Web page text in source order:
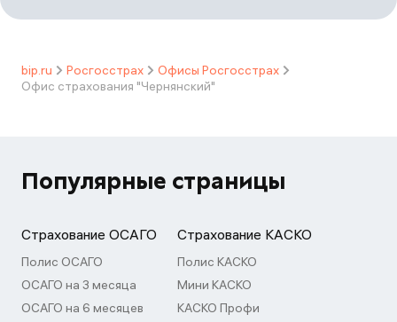
bip.ru Росгосстрах
Офисы Росгосстрах
Офис страхования "Чернянcкий"
Популярные страницы
Страхование ОСАГО
Полис ОСАГО
ОСАГО на 3 месяца
ОСАГО на 6 месяцев
Страхование КАСКО
Полис КАСКО
Мини КАСКО
КАСКО Профи